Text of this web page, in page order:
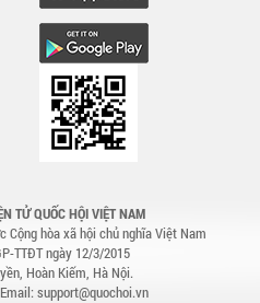
TỬ QUỐC HỘI VIỆT NAM
Cộng hòa xã hội chủ nghĩa Việt Nam
TTĐT ngày 12/3/2015
Hoàn Kiếm, Hà Nội.
support@quochoi.vn